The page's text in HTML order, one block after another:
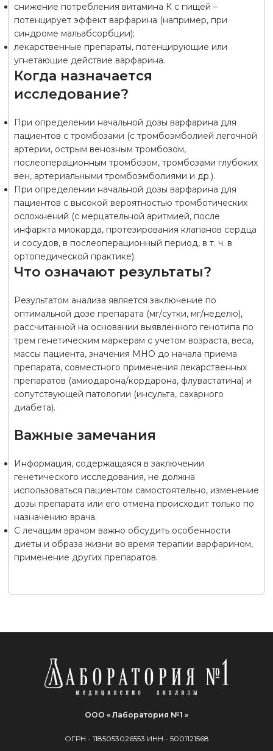
снижение потребления витамина К с пищей –
потенцирует эффект варфарина (например, при
синдроме мальабсорбции);
лекарственные препараты, потенцирующие или
угнетающие действие варфарина.
Когда назначается
исследование?
При определении начальной дозы варфарина для
пациентов с тромбозами (с тромбоэмболией легочной
артерии, острым венозным тромбозом,
послеоперационным тромбозом, тромбозами глубоких
вен, артериальными тромбоэмболиями и др.).
При определении начальной дозы варфарина для
пациентов с высокой вероятностью тромботических
осложнений (с мерцательной аритмией, после
инфаркта миокарда, протезирования клапанов сердца
и сосудов, в послеоперационный период, в т. ч. в
ортопедической практике).
Что означают результаты?
Результатом анализа является заключение по
оптимальной дозе препарата (мг/сутки, мг/неделю),
рассчитанной на основании выявленного генотипа по
трем генетическим маркерам с учетом возраста, веса,
массы пациента, значения МНО до начала приема
препарата, совместного применения лекарственных
препаратов (амиодарона/кордарона, флувастатина) и
сопутствующей патологии (инсульта, сахарного
диабета).
Важные замечания
Информация, содержащаяся в заключении
генетического исследования, не должна
использоваться пациентом самостоятельно, изменение
дозы препарата или его отмена происходит только по
назначению врача.
С лечащим врачом важно обсудить особенности
диеты и образа жизни во время терапии варфарином,
применение других препаратов.
ООО « Лаборатория №1 »
ОГРН - 1185053026553 ИНН - 5001121568